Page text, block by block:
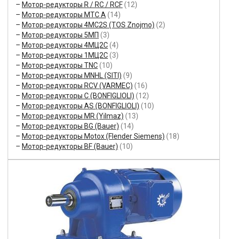
Мотор-редукторы R / RC / RCF(12)
Мотор-редукторы MTC A(14)
Мотор-редукторы 4MC2S (TOS Znojmo) (2)
Мотор-редукторы 5МП (3)
Мотор-редукторы 4МЦ2С(4)
Мотор-редукторы 1МЦ2С(3)
Мотор-редукторы TNC(10)
Мотор-редукторы MNHL (SITI) (9)
Мотор-редукторы RCV (VARMEC) (16)
Мотор-редукторы C (BONFIGLIOLI) (12)
Мотор-редукторы AS (BONFIGLIOLI) (10)
Мотор-редукторы MR (Yilmaz) (13)
Мотор-редукторы BG (Bauer) (14)
Мотор-редукторы Motox (Flender Siemens) (18)
Мотор-редукторы BF (Bauer) (10)